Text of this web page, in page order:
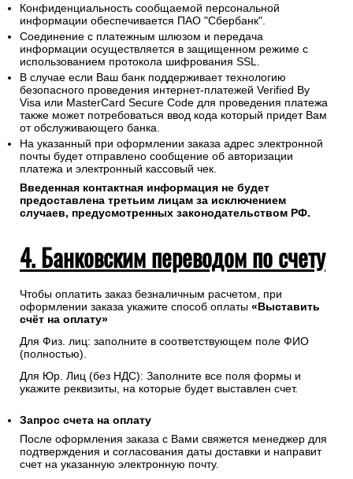
Конфиденциальность сообщаемой персональной
информации обеспечивается ПАО "Сбербанк".
Соединение с платежным шлюзом и передача
информации осуществляется в защищенном режиме с
использованием протокола шифрования SSL.
В случае если Ваш банк поддерживает технологию
безопасного проведения интернет-платежей Verified By
Visa или MasterCard Secure Code для проведения платежа
также может потребоваться ввод кода который придет Вам
от обслуживающего банка.
На указанный при оформлении заказа адрес электронной
почты будет отправлено сообщение об авторизации
платежа и электронный кассовый чек.
Введенная контактная информация не будет
предоставлена третьим лицам за исключением
случаев, предусмотренных законодательством РФ.
4. Банковским переводом по счету
Чтобы оплатить заказ безналичным расчетом, при
оформлении заказа укажите способ оплаты «Выставить
счёт на оплату»
Для Физ. лиц: заполните в соответствующем поле ФИО
(полностью).
Для Юр. Лиц (без НДС): Заполните все поля формы и
укажите реквизиты, на которые будет выставлен счет.
Запрос счета на оплату
После оформления заказа с Вами свяжется менеджер для
подтверждения и согласования даты доставки и направит
счет на указанную электронную почту.